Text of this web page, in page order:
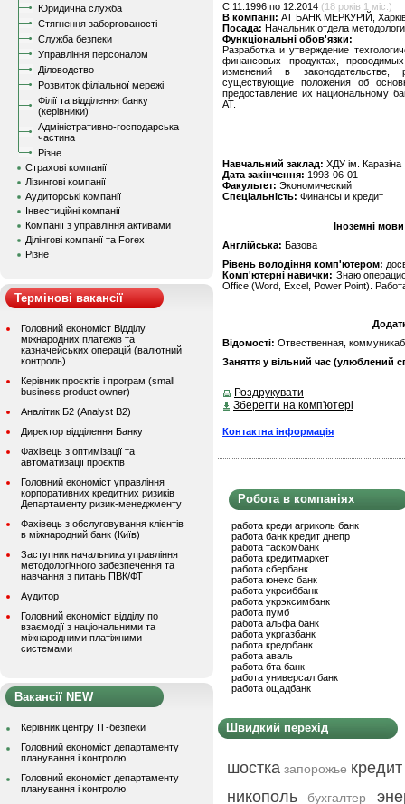
Юридична служба
Стягнення заборгованості
Служба безпеки
Управління персоналом
Діловодство
Розвиток філіальної мережі
Філії та відділення банку
(керівники)
Адміністративно-господарська
частина
Різне
Страхові компанії
Лізингові компанії
Аудиторські компанії
Інвестиційні компанії
Компанії з управління активами
Ділінгові компанії та Forex
Різне
Термінові вакансії
Головний економіст Відділу
міжнародних платежів та
казначейських операцій (валютний
контроль)
Керівник проєктів і програм (small
business product owner)
Аналітик Б2 (Analyst B2)
Директор відділення Банку
Фахівець з оптимізації та
автоматизації проєктів
Головний економіст управління
корпоративних кредитних ризиків
Департаменту ризик-менеджменту
Фахівець з обслуговування клієнтів
в міжнародний банк (Київ)
Заступник начальника управління
методологічного забезпечення та
навчання з питань ПВК/ФТ
Аудитор
Головний економіст відділу по
взаємодії з національними та
міжнародними платіжними
системами
Вакансії NEW
Керівник центру ІТ-безпеки
Головний економіст департаменту
планування і контролю
Головний економіст департаменту
планування і контролю
C 11.1996 по 12.2014 (18 років 1 міс.)
В компанії: АТ БАНК МЕРКУРIЙ,
Посада: Начальник отдела
Функціональні обов'язки:
Разработка и утверждение
финансовых продуктах,
изменений в
существующие положения об
предоставление их национальному
АТ.
Навчальний заклад: ХДУ iм. Каразiна
Дата закінчення: 1993-06-01
Факультет: Экономический
Спеціальність: Финансы и кредит
Іноземні
Англійська: Базова
Рівень володіння комп'ютером:
Комп'ютерні навички: Знаю
Office (Word, Excel, Power Point).
Відомості: Отвественная,
Заняття у вільний час (улюблений
Роздрукувати
Зберегти на комп'ютері
Контактна інформація
Робота в компаніях
работа креди агриколь банк
работа банк кредит днепр
работа таскомбанк
работа кредитмаркет
работа сбербанк
работа юнекс банк
работа укрсиббанк
работа укрэксимбанк
работа пумб
работа альфа банк
работа укргазбанк
работа кредобанк
работа аваль
работа бта банк
работа универсал банк
работа ощадбанк
Швидкий перехід
шостка запорожье
никополь
бухгалтер